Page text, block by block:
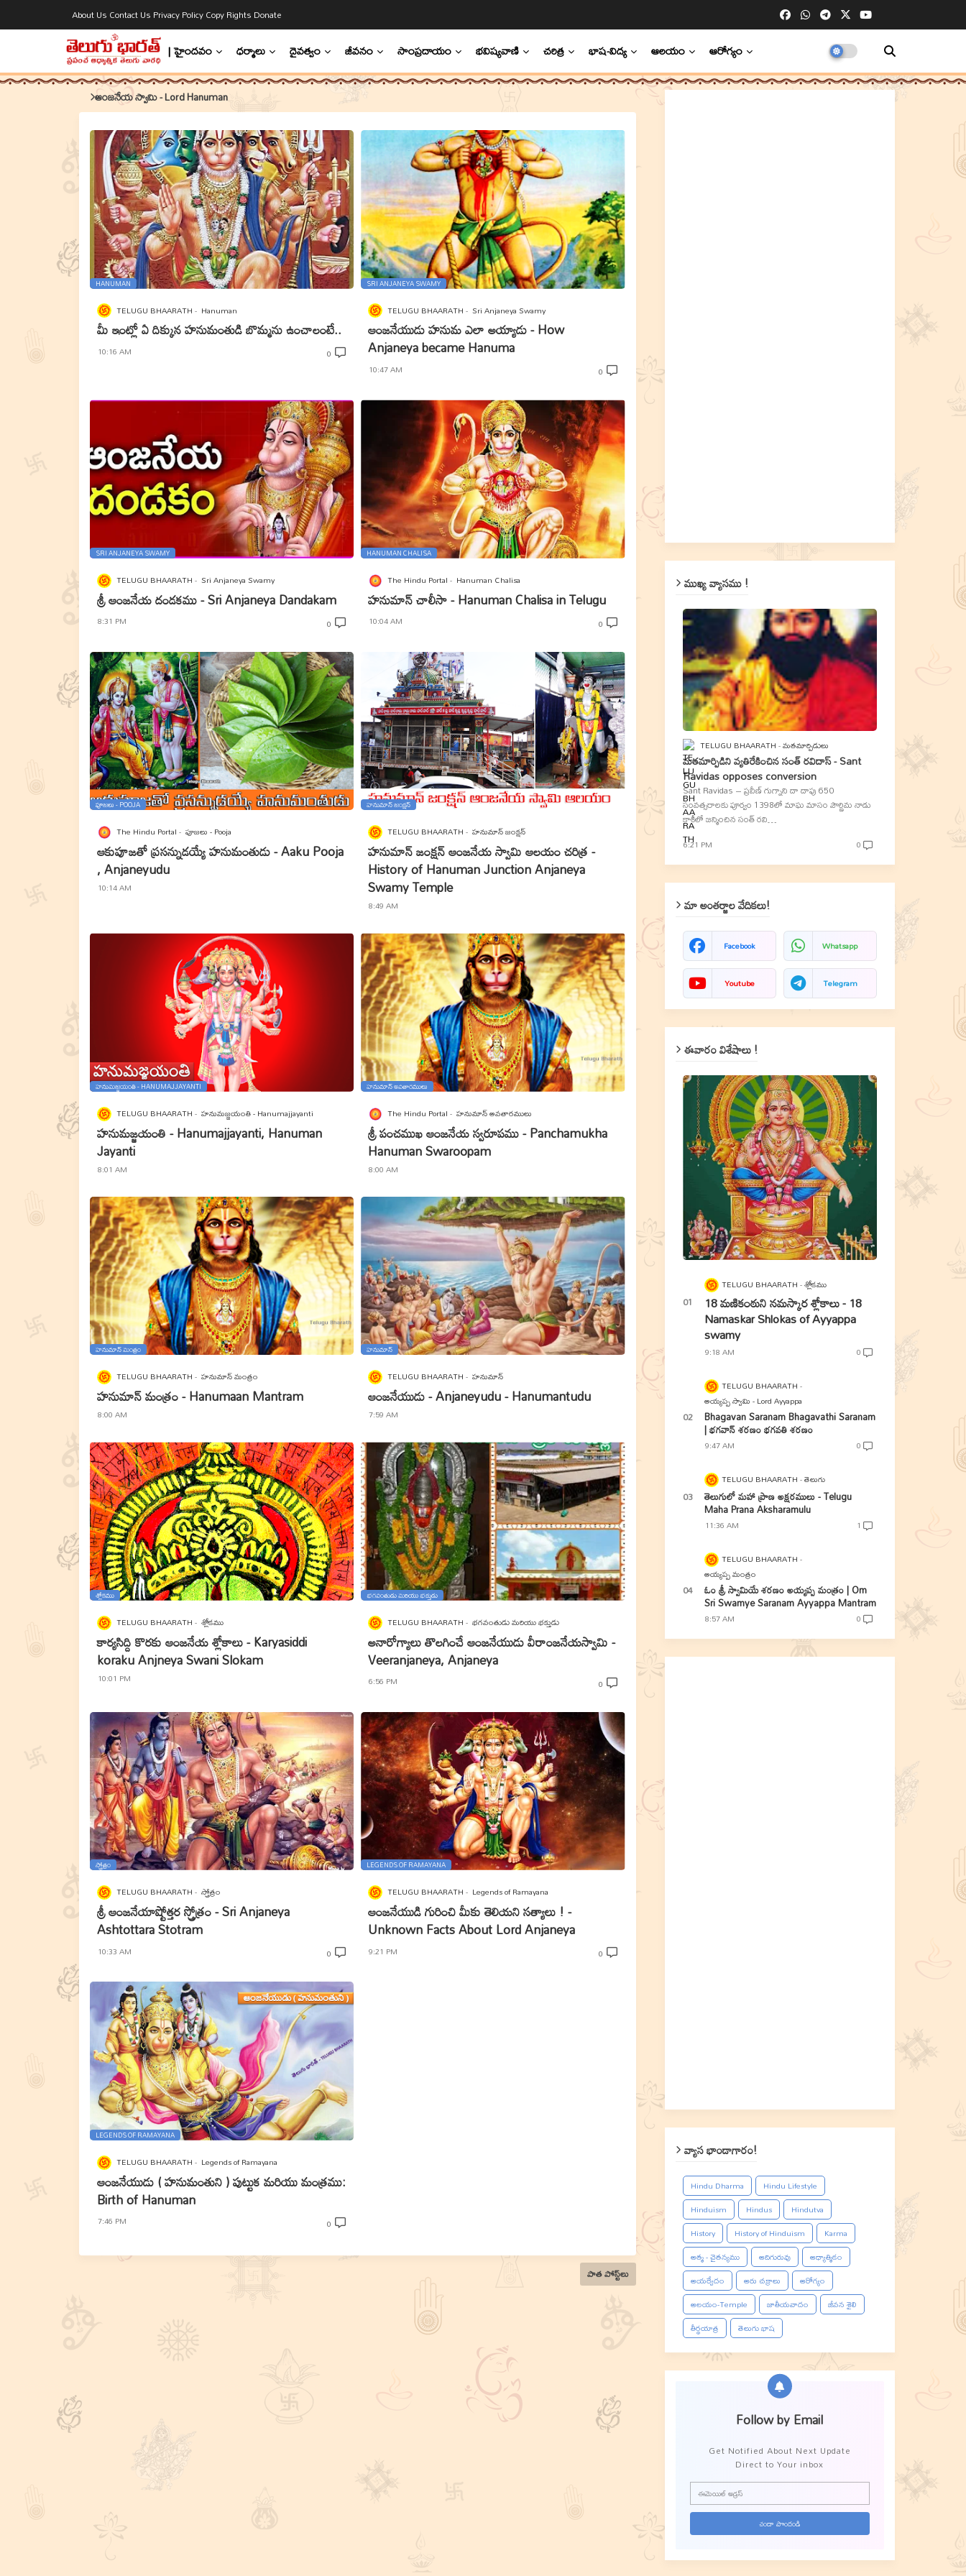
About Us Contact Us Privacy PolicyCopy Rights Donate
| హైందవం ధర్మాలు దైవత్వం జీవనం సాంప్రదాయం భవిష్యవాణి చరిత్ర భాష-విద్య ఆలయం ఆరోగ్యం
ఆంజనేయ స్వామి - Lord Hanuman
HANUMAN
TELUGU BHAARATH Hanuman
మీ ఇంట్లో ఏ దిక్కున హనుమంతుడి బొమ్మను ఉంచాలంటే..
10:16 AM 0
SRI ANJANEYA SWAMY
TELUGU BHAARATH Sri Anjaneya Swamy
ఆంజనేయుడు హనుమ ఎలా అయ్యాడు - How
Anjaneya became Hanuma
10:47 AM 0
SRI ANJANEYA SWAMY
TELUGU BHAARATH Sri Anjaneya Swamy
శ్రీ ఆంజనేయ దండకము - Sri Anjaneya Dandakam
8:31 PM 0
HANUMAN CHALISA
The Hindu Portal Hanuman Chalisa
హనుమాన్ చాలీసా - Hanuman Chalisa in Telugu
10:04 AM 0
పూజలు - POOJA
The Hindu Portal పూజలు - Pooja
ఆకుపూజతో ప్రసన్నుడయ్యే హనుమంతుడు - Aaku Pooja
, Anjaneyudu
10:14 AM
హనుమాన్ జంక్షన్
TELUGU BHAARATH హనుమాన్ జంక్షన్
హనుమాన్ జంక్షన్ ఆంజనేయ స్వామి ఆలయం చరిత్ర -
History of Hanuman Junction Anjaneya
Swamy Temple
8:49 AM
హనుమజ్జయంతి - HANUMAJJAYANTI
TELUGU BHAARATH హనుమజ్జయంతి - Hanumajjayanti
హనుమజ్జయంతి - Hanumajjayanti, Hanuman
Jayanti
8:01 AM
హనుమాన్ అవతారములు
The Hindu Portal హనుమాన్ అవతారములు
శ్రీ పంచముఖ ఆంజనేయ స్వరూపము - Panchamukha
Hanuman Swaroopam
8:00 AM
హనుమాన్ మంత్రం
TELUGU BHAARATH హనుమాన్ మంత్రం
హనుమాన్ మంత్రం - Hanumaan Mantram
8:00 AM
హనుమాన్‌
TELUGU BHAARATH హనుమాన్‌
ఆంజనేయుడు - Anjaneyudu - Hanumantudu
7:59 AM
శ్లోకము
TELUGU BHAARATH శ్లోకము
కార్యసిద్ది కొరకు ఆంజనేయ శ్లోకాలు - Karyasiddi
koraku Anjneya Swani Slokam
10:01 PM
భగవంతుడు మరియు భక్తుడు
TELUGU BHAARATH భగవంతుడు మరియు భక్తుడు
అనారోగ్యాలు తొలగించే ఆంజనేయుడు వీరాంజనేయస్వామి -
Veeranjaneya, Anjaneya
6:56 PM 0
స్త్రోత్రం
TELUGU BHAARATH స్త్రోత్రం
శ్రీ ఆంజనేయాష్టోత్తర స్త్రోత్రం - Sri Anjaneya
Ashtottara Stotram
10:33 AM 0
LEGENDS OF RAMAYANA
TELUGU BHAARATH Legends of Ramayana
ఆంజనేయుడి గురించి మీకు తెలియని సత్యాలు ! -
Unknown Facts About Lord Anjaneya
9:21 PM 0
LEGENDS OF RAMAYANA
TELUGU BHAARATH Legends of Ramayana
ఆంజనేయుడు ( హనుమంతుని ) పుట్టుక మరియు మంత్రము:
Birth of Hanuman
7:46 PM 0
పాత పోస్ట్‌లు
ముఖ్య వ్యాసము !
TELUGU BHAARATH మతమార్పిడులు
మతమార్పిడిని వ్యతిరేకించిన సంత్‌ రవిదాస్‌ - Sant
Ravidas opposes conversion
Sant Ravidas – ప్రవీణ్‌ గుగ్నాని దా దాపు 650
సంవత్సరాలకు పూర్వం 1398లో మాఘ మాసం పౌర్ణిమ నాడు
కాశీలో జన్మించిన సంత్‌ రవి…
6:21 PM 0
మా అంతర్జాల వేదికలు!
Facebook Whatsapp
Youtube Telegram
ఈవారం విశేషాలు !
TELUGU BHAARATH శ్లోకము
18 మణికంఠుని నమస్కార శ్లోకాలు - 18
Namaskar Shlokas of Ayyappa
swamy
9:18 AM 0
TELUGU BHAARATH
అయ్యప్ప స్వామి - Lord Ayyappa
Bhagavan Saranam Bhagavathi Saranam
| భగవాన్ శరణం భగవతి శరణం
9:47 AM 0
TELUGU BHAARATH తెలుగు
తెలుగులో మహా ప్రాణ అక్షరములు - Telugu
Maha Prana Aksharamulu
11:36 AM 1
TELUGU BHAARATH
అయ్యప్ప మంత్రం
ఓం శ్రీ స్వామియే శరణం అయ్యప్ప మంత్రం | Om
Sri Swamye Saranam Ayyappa Mantram
8:57 AM 0
వ్యాస భాండాగారం!
Hindu Dharma
Hindu Lifestyle
Hinduism
Hindus
Hindutva
History
History of Hinduism
Karma
ఆత్మ - చైతన్యము
ఆదిగురువు
ఆధ్యాత్మికం
ఆయర్వేదం
ఆరు చక్రాలు
ఆరోగ్యం
ఆలయం-Temple
జాతీయవాదం
జీవన శైలి
తీర్థయాత్ర
తెలుగు భాష
Follow by Email
Get Notified About Next Update
Direct to Your inbox